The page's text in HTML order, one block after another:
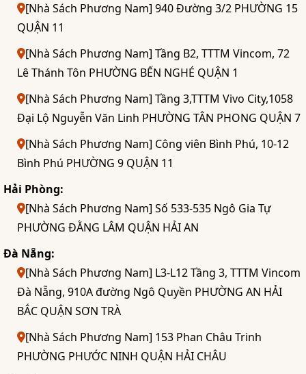
[Nhà Sách Phương Nam] 940 Đường 3/2 PHƯỜNG 15
QUẬN 11
[Nhà Sách Phương Nam] Tầng B2, TTTM Vincom, 72
Lê Thánh Tôn PHƯỜNG BẾN NGHÉ QUẬN 1
[Nhà Sách Phương Nam] Tầng 3,TTTM Vivo City,1058
Đại Lộ Nguyễn Văn Linh PHƯỜNG TÂN PHONG QUẬN 7
[Nhà Sách Phương Nam] Công viên Bình Phú, 10-12
Bình Phú PHƯỜNG 9 QUẬN 11
Hải Phòng:
[Nhà Sách Phương Nam] Số 533-535 Ngô Gia Tự
PHƯỜNG ĐẰNG LÂM QUẬN HẢI AN
Đà Nẵng:
[Nhà Sách Phương Nam] L3-L12 Tầng 3, TTTM Vincom
Đà Nẵng, 910A đường Ngô Quyền PHƯỜNG AN HẢI
BẮC QUẬN SƠN TRÀ
[Nhà Sách Phương Nam] 153 Phan Châu Trinh
PHƯỜNG PHƯỚC NINH QUẬN HẢI CHÂU